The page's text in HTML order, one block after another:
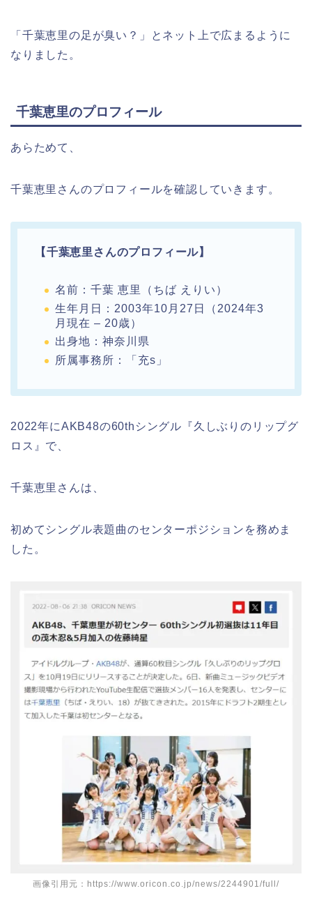
「千葉恵里の足が臭い？」とネット上で広まるように
なりました。
千葉恵里のプロフィール
あらためて、
千葉恵里さんのプロフィールを確認していきます。
【千葉恵里さんのプロフィール】
名前：千葉 恵里（ちば えりい）
生年月日：2003年10月27日（2024年3
月現在 – 20歳）
出身地：神奈川県
所属事務所：「充s」
2022年にAKB48の60thシングル『久しぶりのリップグ
ロス』で、
千葉恵里さんは、
初めてシングル表題曲のセンターポジションを務めま
した。
画像引用元：https://www.oricon.co.jp/news/2244901/full/